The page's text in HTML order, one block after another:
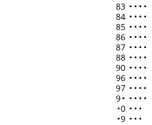
83 • • • •
84 • • • •
85 • • • •
86 • • • •
87 • • • •
88 • • • •
90 • • • •
96 • • • •
97 • • • •
9• • • • •
•0 • • •
•9 • • •